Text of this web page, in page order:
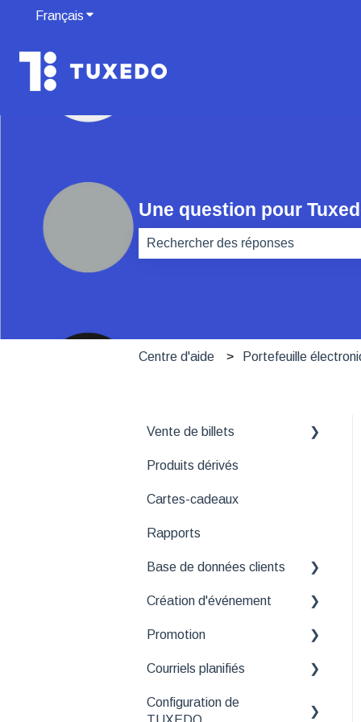
Français Afficher le sous-menu pour les traductions
Une question pour
Centre d'aide Portefeuille
Vente de billets
Comprendre les différentes
billets
Consultation et
remboursement
Impression de billets
Billet électronique et
Produits dérivés
Cartes-cadeaux
Rapports
Base de données clients
Nettoyage de base de
Création d'événement
Astuces et solutions aux
Promotion
Bases
Recettes
Courriels planifiés
Courriels de rappel
Configuration de